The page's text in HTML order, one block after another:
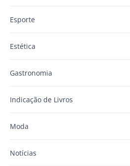
Esporte
Estética
Gastronomia
Indicação de Livros
Moda
Notícias